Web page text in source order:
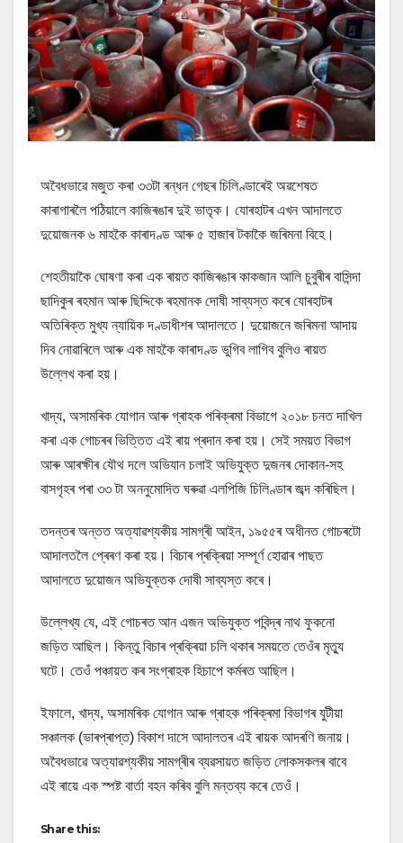
অবৈধভাৱে মজুত কৰা ৩৩টা ৰন্ধন গেছৰ চিলিণ্ডাৰেই অৱশেষত
কাৰাগাৰলৈ পঠিয়ালে কাজিৰঙাৰ দুই ভাতৃক। যোৰহাটৰ এখন আদালতে
দুয়োজনক ৬ মাহকৈ কাৰাদণ্ড আৰু ৫ হাজাৰ টকাকৈ জৰিমনা বিহে।
শেহতীয়াকৈ ঘোষণা কৰা এক ৰায়ত কাজিৰঙাৰ কাকজান আলি চুবুৰীৰ বাসিন্দা
ছাদিকুৰ ৰহমান আৰু ছিদ্দিকে ৰহমানক দোষী সাব্যস্ত কৰে যোৰহাটৰ
অতিৰিক্ত মুখ্য ন্যায়িক দণ্ডাধীশৰ আদালতে। দুয়োজনে জৰিমনা আদায়
দিব নোৱাৰিলে আৰু এক মাহকৈ কাৰাদণ্ড ভুগিব লাগিব বুলিও ৰায়ত
উল্লেখ কৰা হয়।
খাদ্য, অসামৰিক যোগান আৰু গ্ৰাহক পৰিক্ৰমা বিভাগে ২০১৮ চনত দাখিল
কৰা এক গোচৰৰ ভিত্তিত এই ৰায় প্ৰদান কৰা হয়। সেই সময়ত বিভাগ
আৰু আৰক্ষীৰ যৌথ দলে অভিযান চলাই অভিযুক্ত দুজনৰ দোকান-সহ
বাসগৃহৰ পৰা ৩৩ টা অননুমোদিত ঘৰুৱা এলপিজি চিলিণ্ডাৰ জব্দ কৰিছিল।
তদন্তৰ অন্তত অত্যাৱশ্যকীয় সামগ্ৰী আইন, ১৯৫৫ৰ অধীনত গোচৰটো
আদালতলৈ প্ৰেৰণ কৰা হয়। বিচাৰ প্ৰক্ৰিয়া সম্পূৰ্ণ হোৱাৰ পাছত
আদালতে দুয়োজন অভিযুক্তক দোষী সাব্যস্ত কৰে।
উল্লেখ্য যে, এই গোচৰত আন এজন অভিযুক্ত পবিন্দ্ৰ নাথ ফুকনো
জড়িত আছিল। কিন্তু বিচাৰ প্ৰক্ৰিয়া চলি থকাৰ সময়তে তেওঁৰ মৃত্যু
ঘটে। তেওঁ পঞ্চায়ত কৰ সংগ্ৰাহক হিচাপে কৰ্মৰত আছিল।
ইফালে, খাদ্য, অসামৰিক যোগান আৰু গ্ৰাহক পৰিক্ৰমা বিভাগৰ যুটীয়া
সঞ্চালক (ভাৰপ্ৰাপ্ত) বিকাশ দাসে আদালতৰ এই ৰায়ক আদৰণি জনায়।
অবৈধভাৱে অত্যাৱশ্যকীয় সামগ্ৰীৰ ব্যৱসায়ত জড়িত লোকসকলৰ বাবে
এই ৰায়ে এক স্পষ্ট বাৰ্তা বহন কৰিব বুলি মন্তব্য কৰে তেওঁ।
Share this: